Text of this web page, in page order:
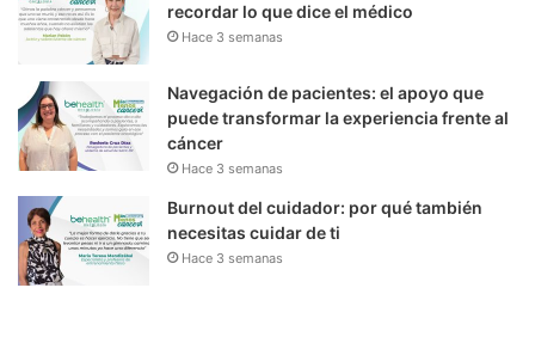
recordar lo que dice el médico
Hace 3 semanas
Navegación de pacientes: el apoyo que
puede transformar la experiencia frente al
cáncer
Hace 3 semanas
Burnout del cuidador: por qué también
necesitas cuidar de ti
Hace 3 semanas